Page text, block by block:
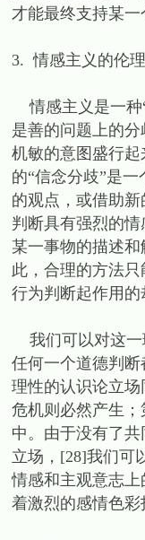
才能最终支持某一
3. 情感主义的伦
情感主义是一种
是善的问题上的
机敏的意图盛行
的“信念分歧”是
的观点，或借助
判断具有强烈的
某一事物的描述
此，合理的方法
行为判断起作用
我们可以对这一
任何一个道德判
理性的认识论立
危机则必然产生
中。由于没有了
立场，[28]我们可
情感和主观意志
着激烈的感情色彩